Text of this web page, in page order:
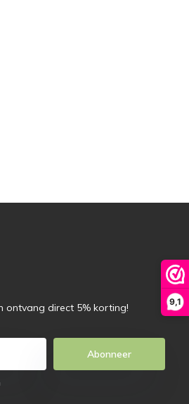
9,1
ontvang direct 5% korting!
Abonneer